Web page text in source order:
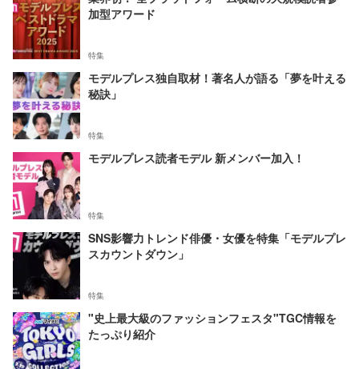
加型アワード
特集
モデルプレス独自取材！著名人が語る「夢を叶える
秘訣」
特集
モデルプレス読者モデル 新メンバー加入！
特集
SNS影響力トレンド俳優・女優を特集「モデルプレ
スカウントダウン」
特集
"史上最大級のファッションフェスタ"TGC情報を
たっぷり紹介